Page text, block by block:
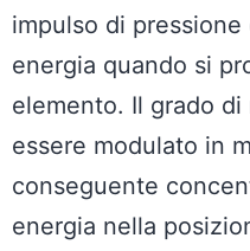
impulso di
energia quando si
elemento. Il grado
essere modulato in
conseguente
energia nella